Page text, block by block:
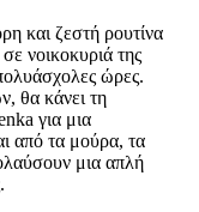
και ζεστή ρουτίνα
νοικοκυριά της
ώρες.
θα κάνει τη
για μια
από τα μούρα, τα
μια απλή